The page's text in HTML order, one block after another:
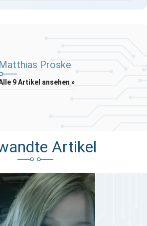
Matthias Proske
9 Artikel ansehen »
Artikel